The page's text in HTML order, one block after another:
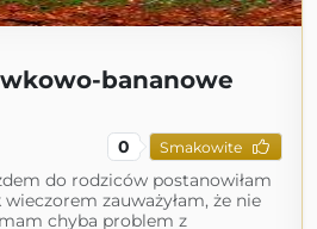
bananowe
0 Smakowite
do rodziców postanowiłam
zauważyłam, że nie
chyba problem z